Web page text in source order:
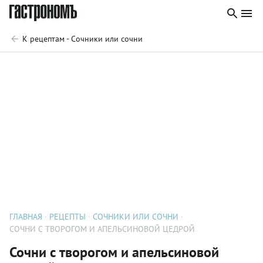
К рецептам - Сочники или сочни
ГЛАВНАЯ РЕЦЕПТЫ
СОЧНИКИ ИЛИ СОЧНИ
СОЧНИ С ТВОРОГОМ И АПЕЛЬСИНОВОЙ ЦЕДРОЙ
Сочни с творогом и апельсиновой